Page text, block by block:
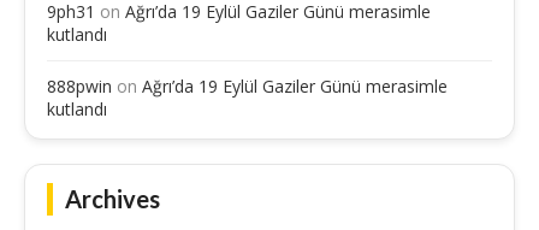
9ph31 on Ağrı’da 19 Eylül Gaziler Günü merasimle
kutlandı
888pwin on Ağrı’da 19 Eylül Gaziler Günü merasimle
kutlandı
Archives